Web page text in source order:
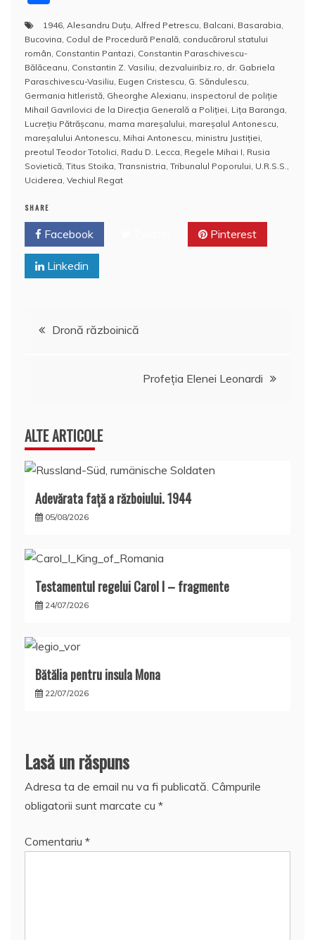
e
b
o
o
k
er e
st
bl
r
e
dI
n
p
a
c
e
di
t
s
A
p
p
o
ai
l
a
rt
aj
e
a
z
ă
1946 Alesandru Duţu Alfred Petrescu Balcani Basarabia
Bucovina Codul de Procedură Penală conducărorul statului
român Constantin Pantazi Constantin Paraschivescu-
Bălăceanu Constantin Z. Vasiliu dezvaluiribiz.ro dr. Gabriela
Paraschivescu-Vasiliu Eugen Cristescu G. Săndulescu
Germania hitleristă Gheorghe Alexianu inspectorul de poliţie
Mihail Gavrilovici de la Direcţia Generală a Poliţiei Liţa Baranga
Lucreţiu Pătrăşcanu mama mareşalului mareşalul Antonescu
mareşalului Antonescu Mihai Antonescu ministru Justiţiei
preotul Teodor Totolici Radu D. Lecca Regele Mihai I Rusia
Sovietică Titus Stoika Transnistria Tribunalul Poporului U.R.S.S.
Uciderea Vechiul Regat
SHARE
Facebook Pinterest
Linkedin
Navigare
Dronă războinică
Profeţia Elenei Leonardi
ALTE ARTICOLE
Adevărata față a războiului. 1944
05/08/2026
Testamentul regelui Carol I – fragmente
24/07/2026
Bătălia pentru insula Mona
22/07/2026
Lasă un răspuns
Adresa ta de email nu va fi publicată. Câmpurile
obligatorii sunt marcate cu *
Comentariu *